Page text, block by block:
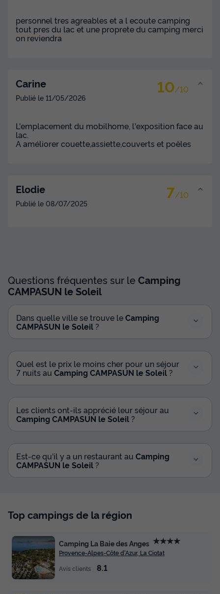
Mobilhome 6 personnes - Cottage
climatisation + Lave vaiselle
674 €
personnel tres agreables et a l ecoute camping
tout pres du lac et une proprete du camping merci
on reviendra
Carine 10/10
Publié le 11/05/2026
L'emplacement du mobilhome, l'exposition face au
lac.
A améliorer couette,assiette,couverts et poêles
Elodie 7/10
Publié le 08/07/2025
Questions fréquentes sur leCamping
CAMPASUN le Soleil
Dans quelle ville se trouve leCamping
CAMPASUN le Soleil ?
Quel est le prix le moins cher pour un séjour
7 nuits au Camping CAMPASUN le Soleil ?
Les clients ont-ils apprécié leur séjour au
Camping CAMPASUN le Soleil ?
Est-ce qu'il y a un restaurant au Camping
CAMPASUN le Soleil ?
Top campings de la région
Camping La Baie des Anges ★★★★
Provence-Alpes-Côte d'Azur, La Ciotat
Avis clients
8.1